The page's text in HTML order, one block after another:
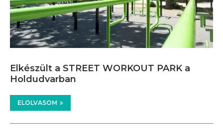
Elkészült a STREET WORKOUT PARK a
Holdudvarban
ELOLVASOM